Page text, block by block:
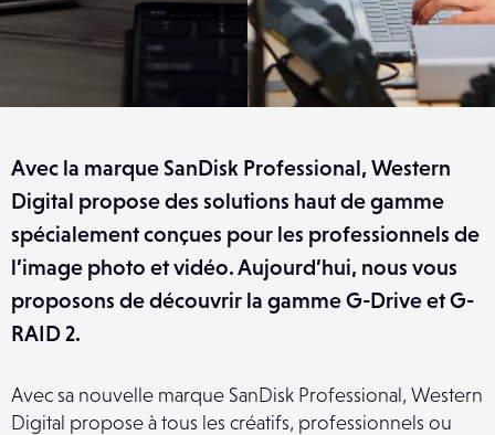
Avec la marque SanDisk Professional, Western
Digital propose des solutions haut de gamme
spécialement conçues pour les professionnels de
l’image photo et vidéo. Aujourd’hui, nous vous
proposons de découvrir la gamme G-Drive et G-
RAID 2.
Avec sa nouvelle marque SanDisk Professional, Western
Digital propose à tous les créatifs, professionnels ou